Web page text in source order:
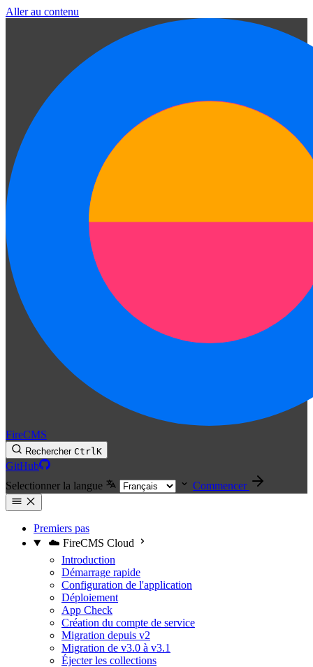
Aller au contenu
FireCMS
Rechercher CtrlK
GitHub
Selectionner la langue
Commencer
Premiers pas
☁️ FireCMS Cloud
Introduction
Démarrage rapide
Configuration de l'application
Déploiement
App Check
Création du compte de service
Migration depuis v2
Migration de v3.0 à v3.1
Éjecter les collections